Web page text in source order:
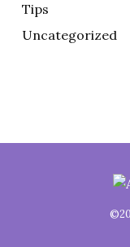
Tips
Uncategorized